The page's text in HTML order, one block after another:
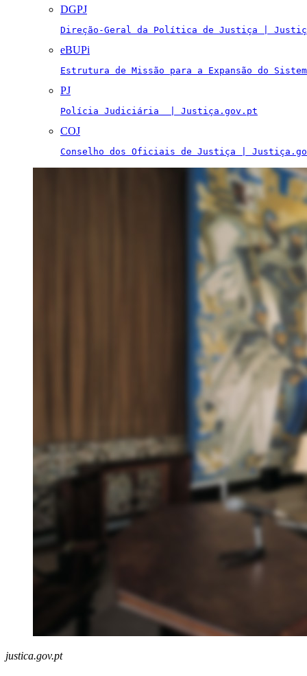
DGPJ
Direção-Geral da Política de Justiça |
eBUPi
Estrutura de Missão para a Expansão do
PJ
Polícia Judiciária  | Justiça.gov.pt
COJ
Conselho dos Oficiais de Justiça |
justica.gov.pt